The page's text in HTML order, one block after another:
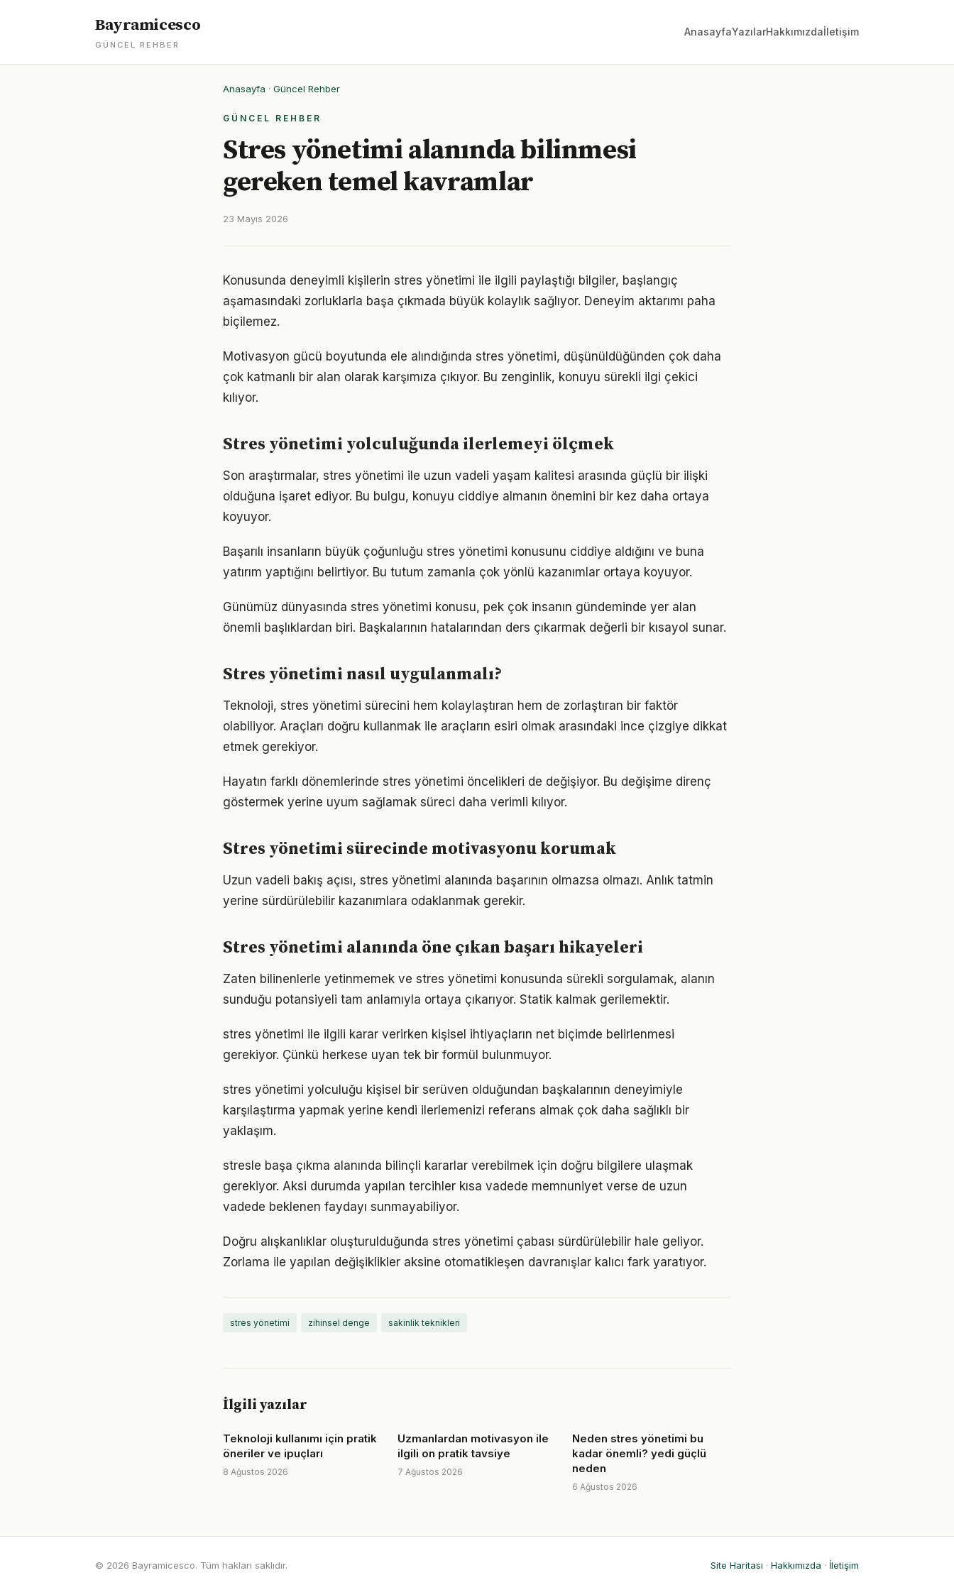
Bayramicesco
GÜNCEL REHBER
AnasayfaYazılarHakkımızdaİletişim
Anasayfa · Güncel Rehber
GÜNCEL REHBER
Stres yönetimi alanında bilinmesi
gereken temel kavramlar
23 Mayıs 2026
Konusunda deneyimli kişilerin stres yönetimi ile ilgili paylaştığı bilgiler, başlangıç
aşamasındaki zorluklarla başa çıkmada büyük kolaylık sağlıyor. Deneyim aktarımı paha
biçilemez.
Motivasyon gücü boyutunda ele alındığında stres yönetimi, düşünüldüğünden çok daha
çok katmanlı bir alan olarak karşımıza çıkıyor. Bu zenginlik, konuyu sürekli ilgi çekici
kılıyor.
Stres yönetimi yolculuğunda ilerlemeyi ölçmek
Son araştırmalar, stres yönetimi ile uzun vadeli yaşam kalitesi arasında güçlü bir ilişki
olduğuna işaret ediyor. Bu bulgu, konuyu ciddiye almanın önemini bir kez daha ortaya
koyuyor.
Başarılı insanların büyük çoğunluğu stres yönetimi konusunu ciddiye aldığını ve buna
yatırım yaptığını belirtiyor. Bu tutum zamanla çok yönlü kazanımlar ortaya koyuyor.
Günümüz dünyasında stres yönetimi konusu, pek çok insanın gündeminde yer alan
önemli başlıklardan biri. Başkalarının hatalarından ders çıkarmak değerli bir kısayol sunar.
Stres yönetimi nasıl uygulanmalı?
Teknoloji, stres yönetimi sürecini hem kolaylaştıran hem de zorlaştıran bir faktör
olabiliyor. Araçları doğru kullanmak ile araçların esiri olmak arasındaki ince çizgiye dikkat
etmek gerekiyor.
Hayatın farklı dönemlerinde stres yönetimi öncelikleri de değişiyor. Bu değişime direnç
göstermek yerine uyum sağlamak süreci daha verimli kılıyor.
Stres yönetimi sürecinde motivasyonu korumak
Uzun vadeli bakış açısı, stres yönetimi alanında başarının olmazsa olmazı. Anlık tatmin
yerine sürdürülebilir kazanımlara odaklanmak gerekir.
Stres yönetimi alanında öne çıkan başarı hikayeleri
Zaten bilinenlerle yetinmemek ve stres yönetimi konusunda sürekli sorgulamak, alanın
sunduğu potansiyeli tam anlamıyla ortaya çıkarıyor. Statik kalmak gerilemektir.
stres yönetimi ile ilgili karar verirken kişisel ihtiyaçların net biçimde belirlenmesi
gerekiyor. Çünkü herkese uyan tek bir formül bulunmuyor.
stres yönetimi yolculuğu kişisel bir serüven olduğundan başkalarının deneyimiyle
karşılaştırma yapmak yerine kendi ilerlemenizi referans almak çok daha sağlıklı bir
yaklaşım.
stresle başa çıkma alanında bilinçli kararlar verebilmek için doğru bilgilere ulaşmak
gerekiyor. Aksi durumda yapılan tercihler kısa vadede memnuniyet verse de uzun
vadede beklenen faydayı sunmayabiliyor.
Doğru alışkanlıklar oluşturulduğunda stres yönetimi çabası sürdürülebilir hale geliyor.
Zorlama ile yapılan değişiklikler aksine otomatikleşen davranışlar kalıcı fark yaratıyor.
stres yönetimi zihinsel denge sakinlik teknikleri
İlgili yazılar
Teknoloji kullanımı için pratik
öneriler ve ipuçları
8 Ağustos 2026
Uzmanlardan motivasyon ile
ilgili on pratik tavsiye
7 Ağustos 2026
Neden stres yönetimi bu
kadar önemli? yedi güçlü
neden
6 Ağustos 2026
© 2026 Bayramicesco. Tüm hakları saklıdır. Site Haritası · Hakkımızda · İletişim